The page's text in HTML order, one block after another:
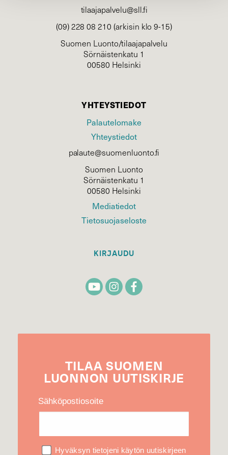
tilaajapalvelu@sll.fi
(09) 228 08 210 (arkisin klo 9-15)
Suomen Luonto/tilaajapalvelu
Sörnäistenkatu 1
00580 Helsinki
YHTEYSTIEDOT
Palautelomake
Yhteystiedot
palaute@suomenluonto.fi
Suomen Luonto
Sörnäistenkatu 1
00580 Helsinki
Mediatiedot
Tietosuojaseloste
KIRJAUDU
TILAA SUOMEN
LUONNON UUTIS­KIRJE
Sähköpostiosoite
Hyväksyn tietojeni käytön uutiskirjeen